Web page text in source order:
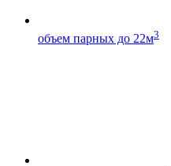
объем парных до 22м3